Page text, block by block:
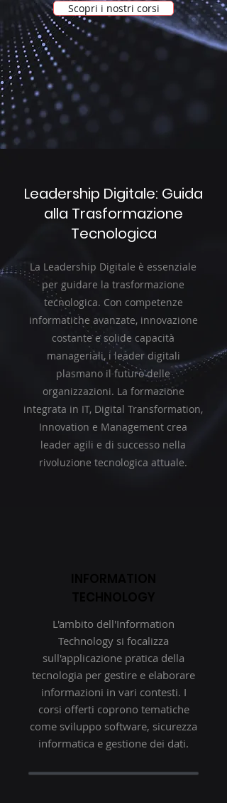
Scopri i nostri corsi
Leadership Digitale: Guida
alla Trasformazione
Tecnologica
La Leadership Digitale è essenziale
per guidare la trasformazione
tecnologica. Con competenze
informatiche avanzate, innovazione
costante e solide capacità
manageriali, i leader digitali
plasmano il futuro delle
organizzazioni. La formazione
integrata in IT, Digital Transformation,
Innovation e Management crea
leader agili e di successo nella
rivoluzione tecnologica attuale.
L'ambito dell'Information
Technology si focalizza
sull'applicazione pratica della
tecnologia per gestire e elaborare
informazioni in vari contesti. I
corsi offerti coprono tematiche
come sviluppo software, sicurezza
informatica e gestione dei dati.